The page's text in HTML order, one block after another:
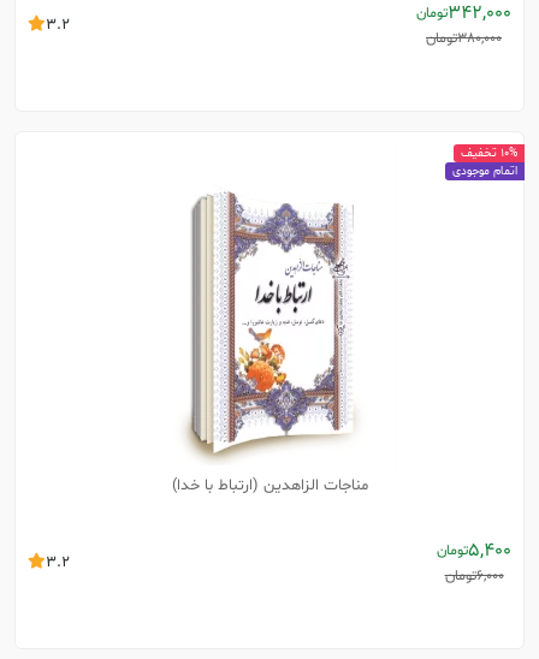
342,000تومان
380,000تومان
3.2
مناجات الزاهدین (ارتباط با خدا)
5,400تومان
6,000تومان
3.2
10% تخفیف
اتمام موجودی